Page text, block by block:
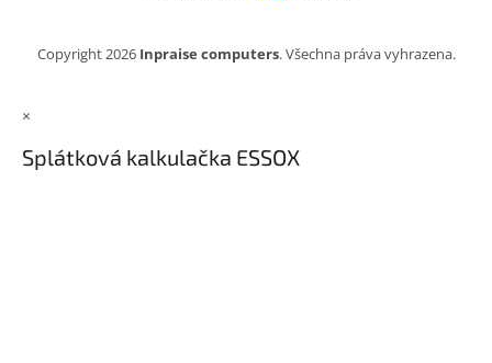
Copyright 2026 Inpraise computers. Všechna práva vyhrazena.
×
Splátková kalkulačka ESSOX